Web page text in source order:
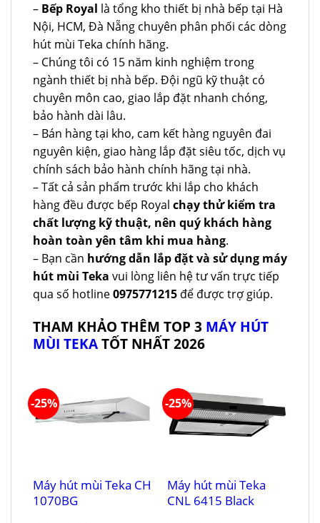
– Bếp Royal là tổng kho thiết bị nhà bếp tại Hà
Nội, HCM, Đà Nẵng chuyên phân phối các dòng
hút mùi Teka chính hãng.
– Chúng tôi có 15 năm kinh nghiệm trong
ngành thiết bị nhà bếp. Đội ngũ kỹ thuật có
chuyên môn cao, giao lắp đặt nhanh chóng,
bảo hành dài lâu.
– Bán hàng tại kho, cam kết hàng nguyên đai
nguyên kiện, giao hàng lắp đặt siêu tốc, dịch vụ
chính sách bảo hành chính hãng tại nhà.
– Tất cả sản phẩm trước khi lắp cho khách
hàng đều được bếp Royal chạy thử kiểm tra
chất lượng kỹ thuật, nên quý khách hàng
hoàn toàn yên tâm khi mua hàng.
– Bạn cần hướng dẫn lắp đặt và sử dụng máy
hút mùi Teka vui lòng liên hệ tư vấn trực tiếp
qua số hotline0975771215 để được trợ giúp.
THAM KHẢO THÊM TOP 3 MÁY HÚT
MÙI TEKATỐT NHẤT 2026
-25%
Máy hút mùi Teka CH
1070BG
-25%
Máy hút mùi Teka
CNL 6415 Black